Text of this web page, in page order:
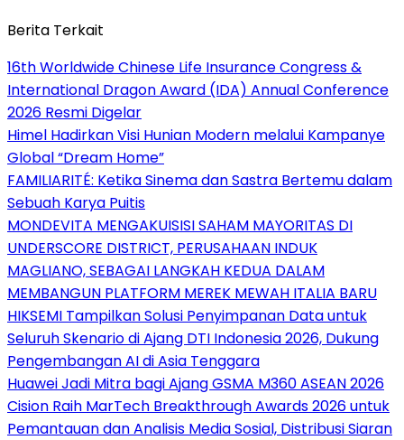
Berita Terkait
16th Worldwide Chinese Life Insurance Congress &
International Dragon Award (IDA) Annual Conference
2026 Resmi Digelar
Himel Hadirkan Visi Hunian Modern melalui Kampanye
Global “Dream Home”
FAMILIARITÉ: Ketika Sinema dan Sastra Bertemu dalam
Sebuah Karya Puitis
MONDEVITA MENGAKUISISI SAHAM MAYORITAS DI
UNDERSCORE DISTRICT, PERUSAHAAN INDUK
MAGLIANO, SEBAGAI LANGKAH KEDUA DALAM
MEMBANGUN PLATFORM MEREK MEWAH ITALIA BARU
HIKSEMI Tampilkan Solusi Penyimpanan Data untuk
Seluruh Skenario di Ajang DTI Indonesia 2026, Dukung
Pengembangan AI di Asia Tenggara
Huawei Jadi Mitra bagi Ajang GSMA M360 ASEAN 2026
Cision Raih MarTech Breakthrough Awards 2026 untuk
Pemantauan dan Analisis Media Sosial, Distribusi Siaran